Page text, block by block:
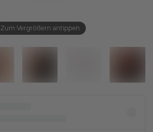
Zum Vergrößern antippen